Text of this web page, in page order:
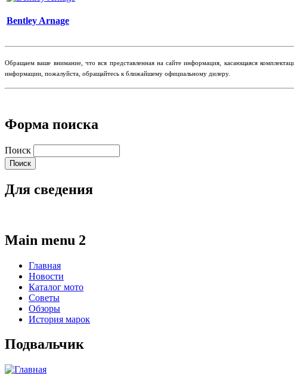
Bentley Arnage
​Обращаем ваше внимание, что вся представленная на сайте информация, касающаяся
информации, пожалуйста, обращайтесь к ближайшему официальному дилеру.
Форма поиска
Поиск
Для сведения
Main menu 2
Главная
Новости
Каталог мото
Советы
Обзоры
История марок
Подвальчик